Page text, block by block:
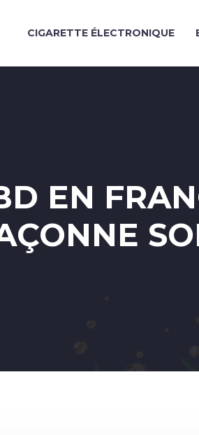
CIGARETTE ÉLECTRONIQUE
EN